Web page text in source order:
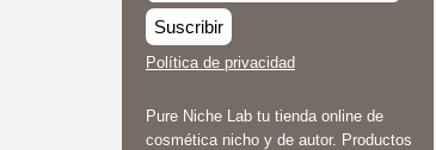
Suscribir
Política de privacidad
Pure Niche Lab tu tienda online de
cosmética nicho y de autor. Productos